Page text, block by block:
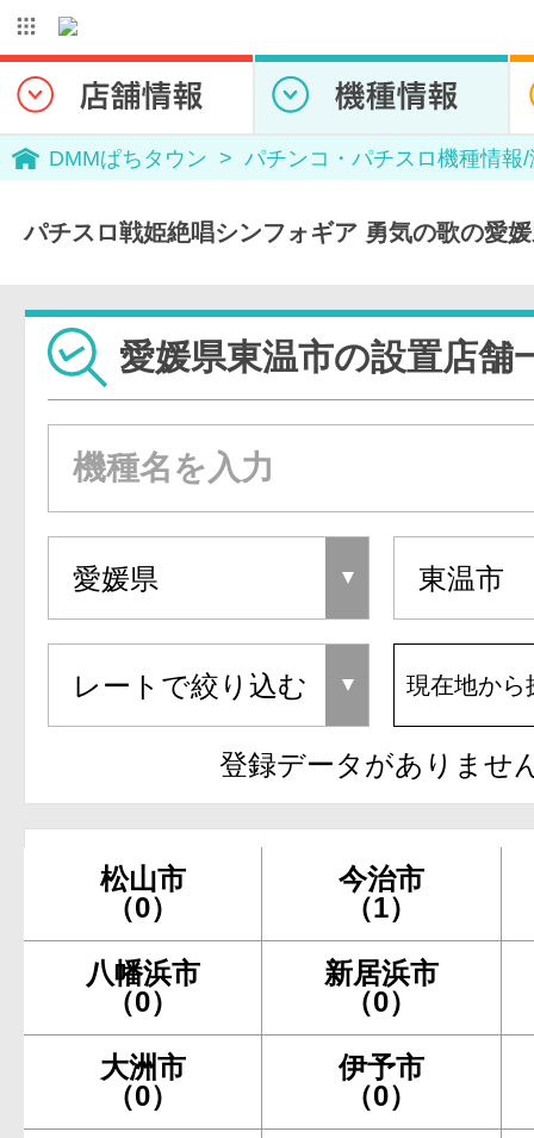
DMMぱちタウン パチンコ・パチスロ機種情報
パチスロ戦姫絶唱シンフォギア 勇気の歌の愛
愛媛県東温市の設置店舗
現在地から
登録データがありませ
松山市
（0）
今治市
（1）
八幡浜市
（0）
新居浜市
（0）
大洲市
（0）
伊予市
（0）